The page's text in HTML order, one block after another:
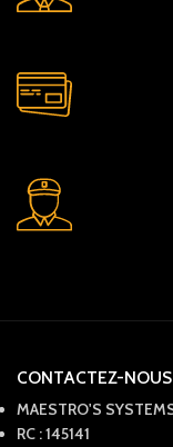
CONTACTEZ-NOUS
MAESTRO'S
RC : 145141